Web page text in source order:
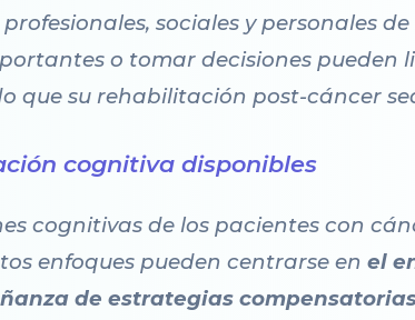
sociales y personales
o tomar decisiones pueden
que su rehabilitación post-cáncer
cognitiva disponibles
cognitivas de los pacientes con
enfoques pueden centrarse enel
de estrategias